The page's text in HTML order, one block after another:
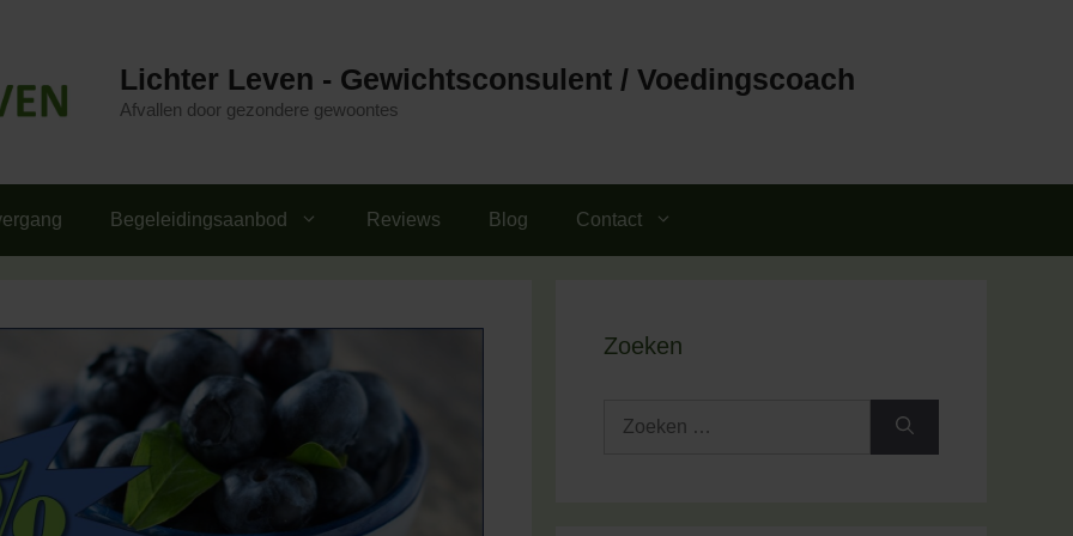
Lichter Leven - Gewichtsconsulent / Voedingscoach
Afvallen door gezondere gewoontes
Begeleidingsaanbod Reviews Blog Contact
Zoeken